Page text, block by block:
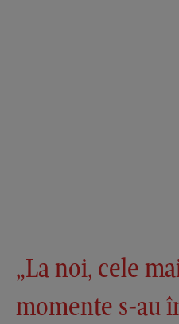
„La noi, cele
momente s-au